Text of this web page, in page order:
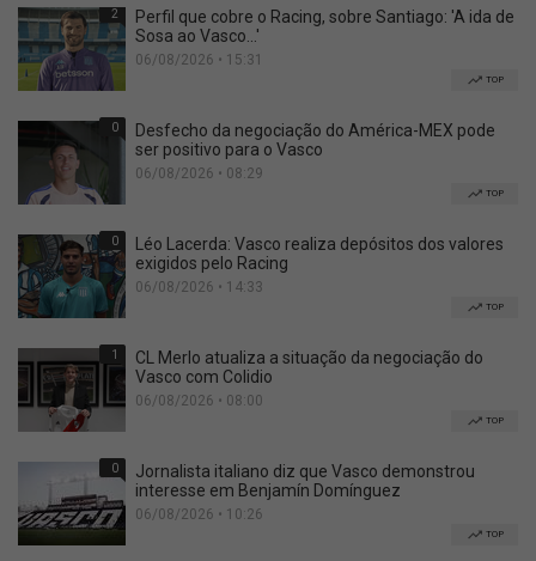
2
Perfil que cobre o Racing, sobre Santiago: 'A ida de
Sosa ao Vasco...'
06/08/2026 • 15:31
TOP
0
Desfecho da negociação do América-MEX pode
ser positivo para o Vasco
06/08/2026 • 08:29
TOP
0
Léo Lacerda: Vasco realiza depósitos dos valores
exigidos pelo Racing
06/08/2026 • 14:33
TOP
1
CL Merlo atualiza a situação da negociação do
Vasco com Colidio
06/08/2026 • 08:00
TOP
0
Jornalista italiano diz que Vasco demonstrou
interesse em Benjamín Domínguez
06/08/2026 • 10:26
TOP